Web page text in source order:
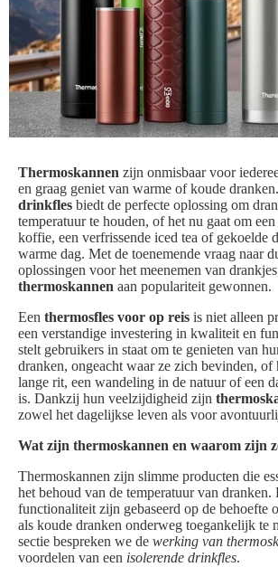
Thermoskannen zijn onmisbaar voor
en graag geniet van warme of koude
drinkfles biedt de perfecte oplossing om
temperatuur te houden, of het nu gaat om
koffie, een verfrissende iced tea of gekoelde
warme dag. Met de toenemende vraag naar
oplossingen voor het meenemen van
thermoskannen aan populariteit gewonnen.
Een thermosfles voor op reis is niet alleen
een verstandige investering in kwaliteit en
stelt gebruikers in staat om te genieten van
dranken, ongeacht waar ze zich bevinden, of
lange rit, een wandeling in de natuur of een
is. Dankzij hun veelzijdigheid zijn
zowel het dagelijkse leven als voor
Wat zijn thermoskannen en waarom zijn
Thermoskannen zijn slimme producten die
het behoud van de temperatuur van
functionaliteit zijn gebaseerd op de behoefte
als koude dranken onderweg toegankelijk te
sectie bespreken we de werking van
voordelen van een isolerende drinkfles.